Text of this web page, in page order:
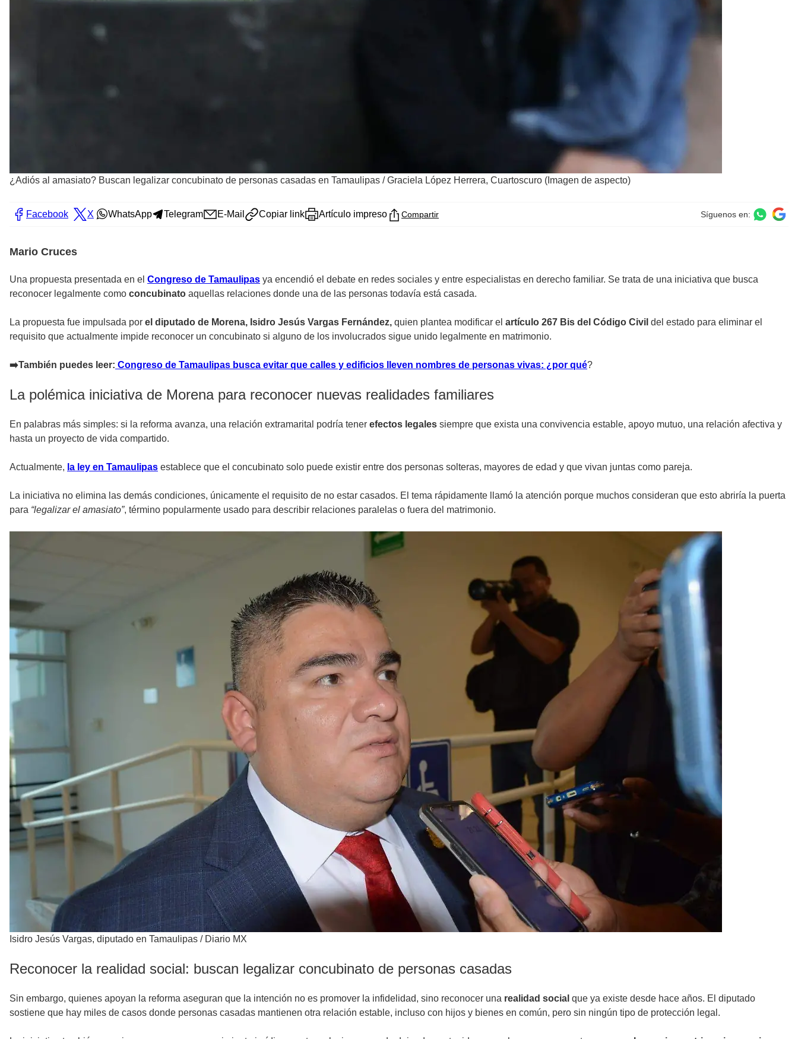
¿Adiós al amasiato? Buscan legalizar concubinato de personas casadas en Tamaulipas /Graciela López Herrera, Cuartoscuro (Imagen de aspecto)
Facebook X WhatsApp Telegram E-Mail Copiar link Artículo impreso Compartir Síguenos en:
Mario Cruces
Una propuesta presentada en el Congreso de Tamaulipas ya encendió el debate en redes sociales y entre especialistas en derecho familiar. Se trata de una iniciativa que busca
reconocer legalmente como concubinato aquellas relaciones donde una de las personas todavía está casada.
La propuesta fue impulsada por el diputado de Morena, Isidro Jesús Vargas Fernández, quien plantea modificar el artículo 267 Bis del Código Civil del estado para eliminar el
requisito que actualmente impide reconocer un concubinato si alguno de los involucrados sigue unido legalmente en matrimonio.
➡️También puedes leer: Congreso de Tamaulipas busca evitar que calles y edificios lleven nombres de personas vivas: ¿por qué?
La polémica iniciativa de Morena para reconocer nuevas realidades familiares
En palabras más simples: si la reforma avanza, una relación extramarital podría tener efectos legales siempre que exista una convivencia estable, apoyo mutuo, una relación afectiva y
hasta un proyecto de vida compartido.
Actualmente, la ley en Tamaulipas establece que el concubinato solo puede existir entre dos personas solteras, mayores de edad y que vivan juntas como pareja.
La iniciativa no elimina las demás condiciones, únicamente el requisito de no estar casados. El tema rápidamente llamó la atención porque muchos consideran que esto abriría la puerta
para “legalizar el amasiato”, término popularmente usado para describir relaciones paralelas o fuera del matrimonio.
Isidro Jesús Vargas, diputado en Tamaulipas / Diario MX
Reconocer la realidad social: buscan legalizar concubinato de personas casadas
Sin embargo, quienes apoyan la reforma aseguran que la intención no es promover la infidelidad, sino reconocer una realidad social que ya existe desde hace años. El diputado
sostiene que hay miles de casos donde personas casadas mantienen otra relación estable, incluso con hijos y bienes en común, pero sin ningún tipo de protección legal.